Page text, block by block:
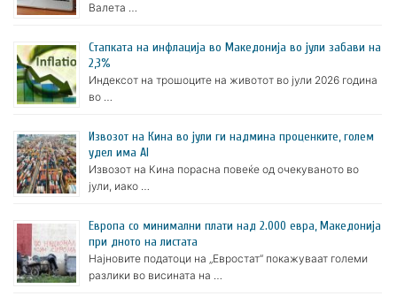
Валета …
Стапката на инфлација во Македонија во јули забави на
2,3%
Индексот на трошоците на животот во јули 2026 година
во …
Извозот на Кина во јули ги надмина проценките, голем
удел има AI
Извозот на Кина порасна повеќе од очекуваното во
јули, иако …
Европа со минимални плати над 2.000 евра, Македонија
при дното на листата
Најновите податоци на „Евростат“ покажуваат големи
разлики во висината на …